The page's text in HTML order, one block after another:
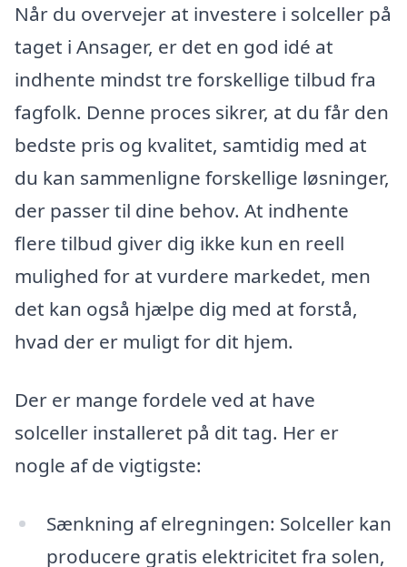
Når du overvejer at investere i solceller på
taget i Ansager, er det en god idé at
indhente mindst tre forskellige tilbud fra
fagfolk. Denne proces sikrer, at du får den
bedste pris og kvalitet, samtidig med at
du kan sammenligne forskellige løsninger,
der passer til dine behov. At indhente
flere tilbud giver dig ikke kun en reell
mulighed for at vurdere markedet, men
det kan også hjælpe dig med at forstå,
hvad der er muligt for dit hjem.
Der er mange fordele ved at have
solceller installeret på dit tag. Her er
nogle af de vigtigste:
Sænkning af elregningen: Solceller kan
producere gratis elektricitet fra solen,